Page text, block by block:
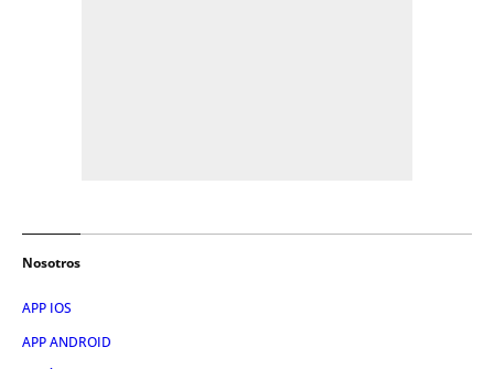
Nosotros
APP IOS
APP ANDROID